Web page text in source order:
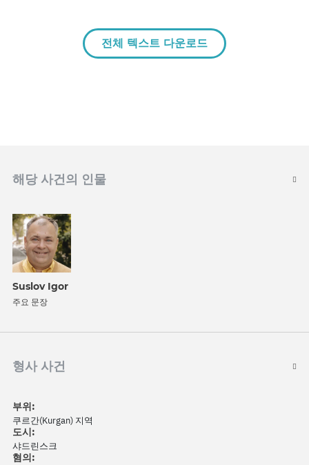
전체 텍스트 다운로드
해당 사건의 인물
Suslov Igor
주요 문장
형사 사건
부위:
쿠르간(Kurgan) 지역
도시:
샤드린스크
혐의: